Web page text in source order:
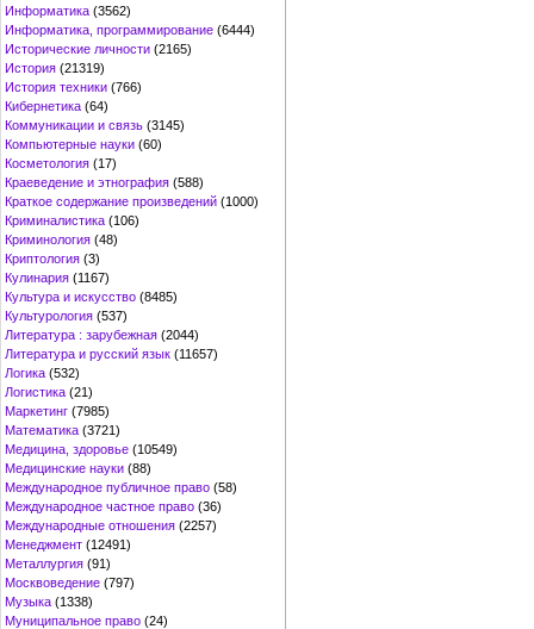
Информатика (3562)
Информатика, программирование (6444)
Исторические личности (2165)
История (21319)
История техники (766)
Кибернетика (64)
Коммуникации и связь (3145)
Компьютерные науки (60)
Косметология (17)
Краеведение и этнография (588)
Краткое содержание произведений (1000)
Криминалистика (106)
Криминология (48)
Криптология (3)
Кулинария (1167)
Культура и искусство (8485)
Культурология (537)
Литература : зарубежная (2044)
Литература и русский язык (11657)
Логика (532)
Логистика (21)
Маркетинг (7985)
Математика (3721)
Медицина, здоровье (10549)
Медицинские науки (88)
Международное публичное право (58)
Международное частное право (36)
Международные отношения (2257)
Менеджмент (12491)
Металлургия (91)
Москвоведение (797)
Музыка (1338)
Муниципальное право (24)